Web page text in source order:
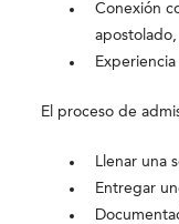
Conexión
El proceso de
Llenar una
Entregar